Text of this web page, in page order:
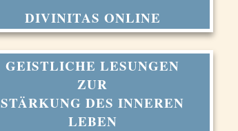
DIVINITAS ONLINE
GEISTLICHE LESUNGEN
ZUR
STÄRKUNG DES INNEREN
LEBEN